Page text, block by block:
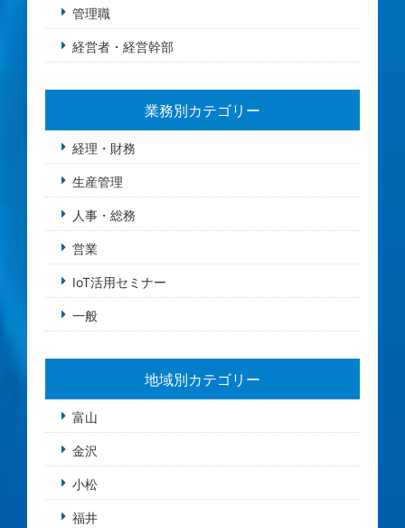
管理職
経営者・経営幹部
業務別カテゴリー
経理・財務
生産管理
人事・総務
営業
IoT活用セミナー
一般
地域別カテゴリー
富山
金沢
小松
福井